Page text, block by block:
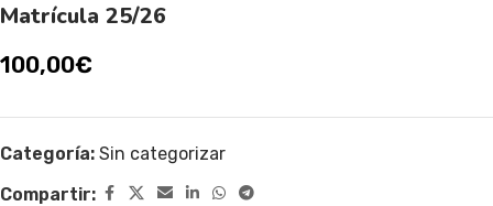
Matrícula 25/26
100,00€
Categoría: Sin categorizar
Compartir: